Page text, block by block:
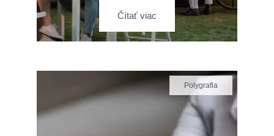
Čítať viac
Polygrafia